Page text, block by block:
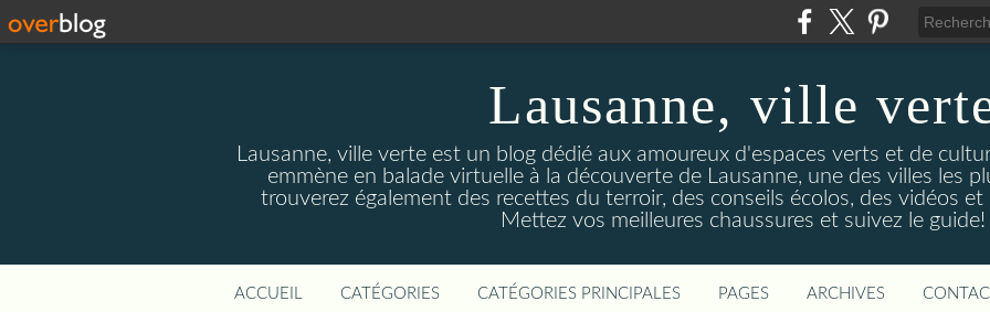
Lausanne, ville
Lausanne, ville verte est un blog dédié aux amoureux d'espaces verts et de
emmène en balade virtuelle à la découverte de Lausanne, une des villes les
trouverez également des recettes du terroir, des conseils écolos, des vidéos
Mettez vos meilleures chaussures et suivez le guide!
ACCUEIL CATÉGORIES CATÉGORIES PRINCIPALES PAGES ARCHIVES